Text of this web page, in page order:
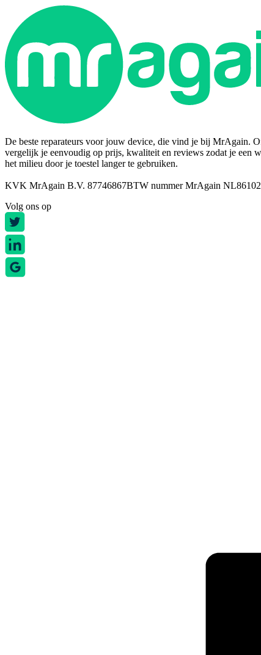
De beste reparateurs voor jouw device, die vind je bij MrAgain.
vergelijk je eenvoudig op prijs, kwaliteit en reviews zodat je een
het milieu door je toestel langer te gebruiken.
KVK MrAgain B.V. 87746867BTW nummer MrAgain
Volg ons op